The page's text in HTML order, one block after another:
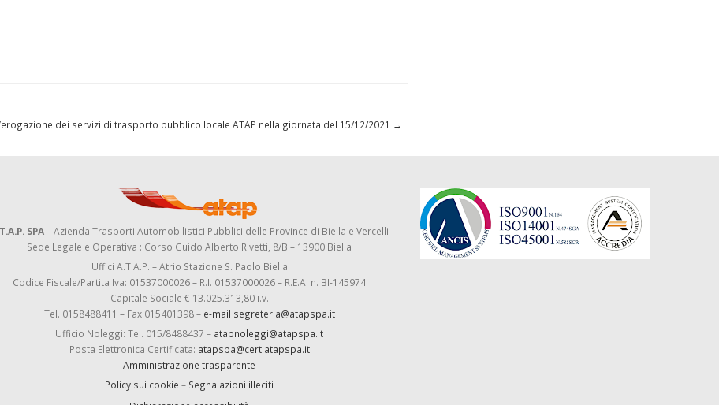
dei servizi di trasporto pubblico locale ATAP nella giornata del 15/12/2021 →
SPA– Azienda Trasporti Automobilistici Pubblici delle Province di Biella e Vercelli
Sede Legale e Operativa : Corso Guido Alberto Rivetti, 8/B – 13900 Biella
Uffici A.T.A.P. – Atrio Stazione S. Paolo Biella
Codice Fiscale/Partita Iva: 01537000026 – R.I. 01537000026 – R.E.A. n. BI-145974
Capitale Sociale € 13.025.313,80 i.v.
Tel. 0158488411 – Fax 015401398 – e-mail segreteria@atapspa.it
Ufficio Noleggi: Tel. 015/8488437 – atapnoleggi@atapspa.it
Posta Elettronica Certificata: atapspa@cert.atapspa.it
Amministrazione trasparente
Policy sui cookie – Segnalazioni illeciti